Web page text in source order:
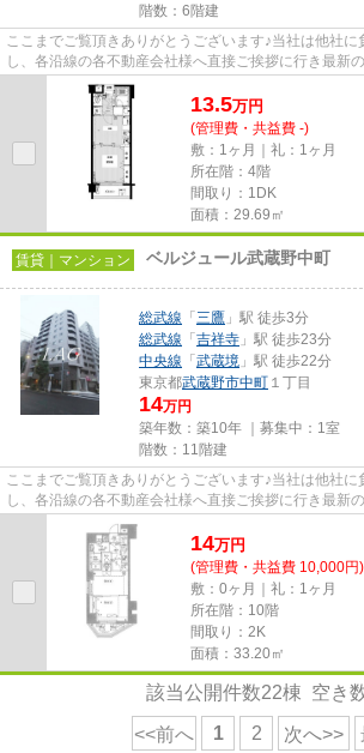
階数：6階建
ここまでご覧頂きありがとうございます♪当社は他社
し、各沿線の各不動産会社様へ直接ご挨拶に行き最新
しております！最新の情報は...
13.5万円
(管理費・共益費 -)
敷：1ヶ月｜礼：1ヶ月
所在階：4階
間取り：1DK
面積：29.69㎡
賃貸｜マンション ベルジュール武蔵野中町
総武線 「 三鷹 」駅 徒歩3分
総武線 「 吉祥寺 」駅 徒歩23分
中央線 「 武蔵境 」駅 徒歩22分
東京都武蔵野市中町 １丁目
14万円
築年数：築10年 ｜募集中： 1室
階数：11階建
ここまでご覧頂きありがとうございます♪当社は他社
し、各沿線の各不動産会社様へ直接ご挨拶に行き最新
しております！最新の情報は...
14万円
(管理費・共益費 10,000円)
敷：0ヶ月｜礼：1ヶ月
所在階：10階
間取り：2K
面積：33.20㎡
該当公開件数22棟 空き
<<前へ 1 2 次へ>>